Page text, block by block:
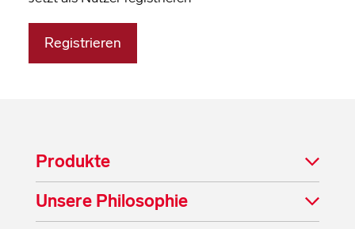
Registrieren
Produkte
Unsere Philosophie